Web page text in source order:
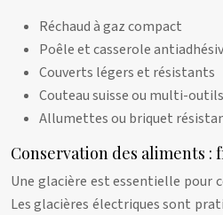
Réchaud à gaz compact
Poêle et casserole
Couverts légers et résistants
Couteau suisse ou multi-outils
Allumettes ou briquet
Conservation des aliments :
Une glacière est essentielle pour
Les glacières électriques sont